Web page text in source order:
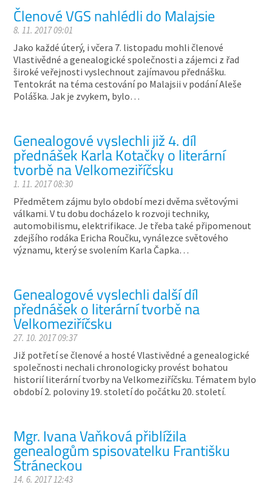
Členové VGS nahlédli do Malajsie
8. 11. 2017 09:01
Jako každé úterý, i včera 7. listopadu mohli členové
Vlastivědné a genealogické společnosti a zájemci z řad
široké veřejnosti vyslechnout zajímavou přednášku.
Tentokrát na téma cestování po Malajsii v podání Aleše
Poláška. Jak je zvykem, bylo…
Genealogové vyslechli již 4. díl
přednášek Karla Kotačky o literární
tvorbě na Velkomeziříčsku
1. 11. 2017 08:30
Předmětem zájmu bylo období mezi dvěma světovými
válkami. V tu dobu docházelo k rozvoji techniky,
automobilismu, elektrifikace. Je třeba také připomenout
zdejšího rodáka Ericha Roučku, vynálezce světového
významu, který se svolením Karla Čapka…
Genealogové vyslechli další díl
přednášek o literární tvorbě na
Velkomeziříčsku
27. 10. 2017 09:37
Již potřetí se členové a hosté Vlastivědné a genealogické
společnosti nechali chronologicky provést bohatou
historií literární tvorby na Velkomeziříčsku. Tématem bylo
období 2. poloviny 19. století do počátku 20. století.
Mgr. Ivana Vaňková přiblížila
genealogům spisovatelku Františku
Stráneckou
14. 6. 2017 12:43